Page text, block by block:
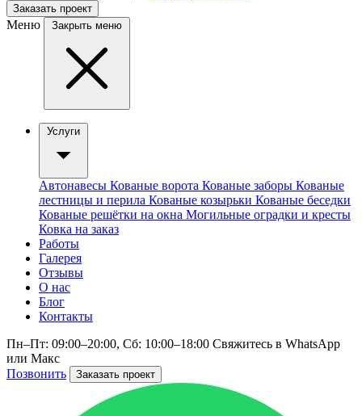
Заказать проект
Меню Закрыть меню
Услуги
Автонавесы Кованые ворота Кованые заборы Кованые
лестницы и перила Кованые козырьки Кованые беседки
Кованые решётки на окна Могильные оградки и кресты
Ковка на заказ
Работы
Галерея
Отзывы
О нас
Блог
Контакты
Пн–Пт: 09:00–20:00, Сб: 10:00–18:00 Свяжитесь в WhatsApp
или Макс
Позвонить
Заказать проект